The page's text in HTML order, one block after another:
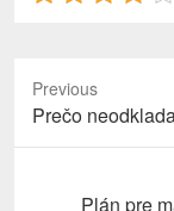
Previous
Previous
post:
Prečo
Plán pre